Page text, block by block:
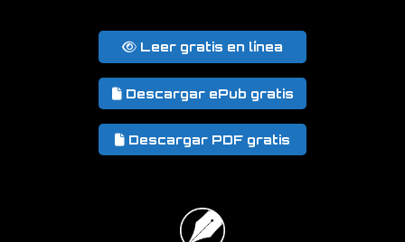
Leer gratis en línea
Descargar ePub gratis
Descargar PDF gratis